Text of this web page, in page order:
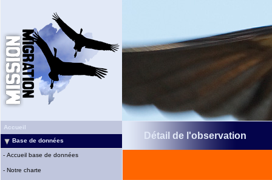
Accueil
Base de données
- Accueil base de données
- Notre charte
Détail de l'observation